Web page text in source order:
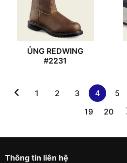
ỦNG REDWING
#2231
1 2 3 4 5
19
20
Thông tin liên hệ